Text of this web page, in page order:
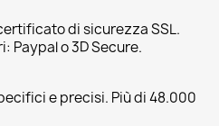
di sicurezza SSL.
Paypal o 3D Secure.
e precisi. Più di 48.000